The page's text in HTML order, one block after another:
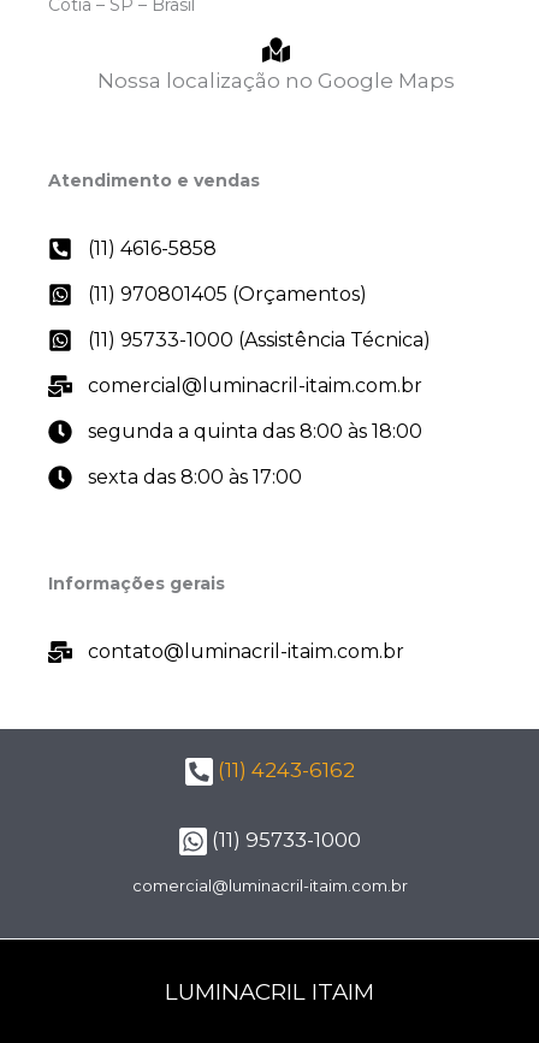
Cotia – SP – Brasil
Nossa localização no Google Maps
Atendimento e vendas
(11) 4616-5858
(11) 970801405 (Orçamentos)
(11) 95733-1000​ (Assistência Técnica)
comercial@luminacril-itaim.com.br
segunda a quinta das 8:00 às 18:00
sexta das 8:00 às 17:00
Informações gerais
contato@luminacril-itaim.com.br
(11) 4243-6162
(11) 95733-1000
comercial@luminacril-itaim.com.br
LUMINACRIL ITAIM